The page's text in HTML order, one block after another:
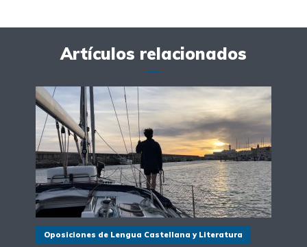
Artículos relacionados
Oposiciones de Lengua Castellana y Literatura